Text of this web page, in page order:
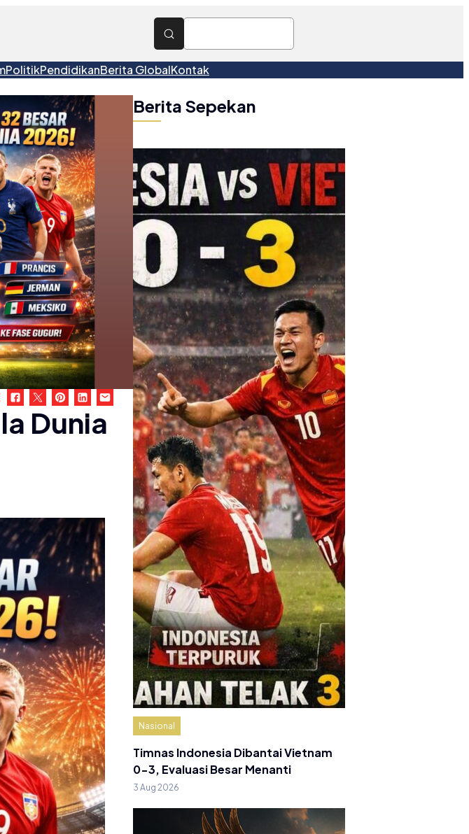
PolitikPendidikanBerita GlobalKontak
Dunia
Berita Sepekan
Nasional
Timnas Indonesia Dibantai Vietnam
0-3, Evaluasi Besar Menanti
3 Aug 2026